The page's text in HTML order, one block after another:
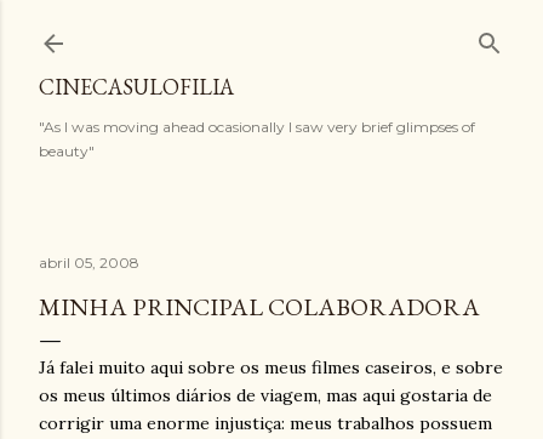
CINECASULOFILIA
"As I was moving ahead ocasionally I saw very brief glimpses of
beauty"
abril 05, 2008
MINHA PRINCIPAL COLABORADORA
Já falei muito aqui sobre os meus filmes caseiros, e sobre
os meus últimos diários de viagem, mas aqui gostaria de
corrigir uma enorme injustiça: meus trabalhos possuem